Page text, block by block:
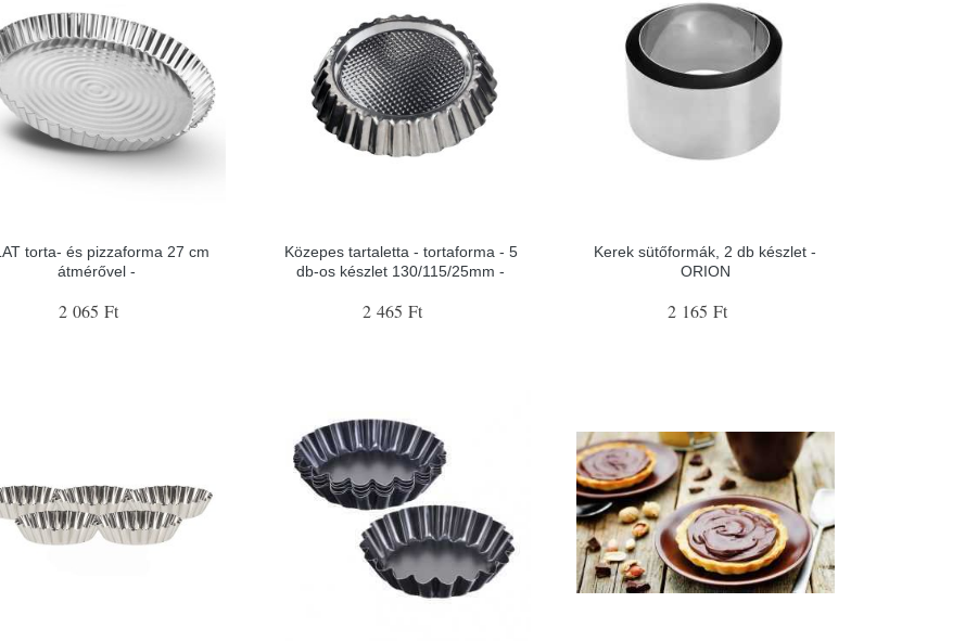
torta- és pizzaforma 27 cm
átmérővel -
2 065 Ft
Közepes tartaletta - tortaforma - 5
db-os készlet 130/115/25mm -
2 465 Ft
Kerek sütőformák, 2 db készlet -
ORION
2 165 Ft